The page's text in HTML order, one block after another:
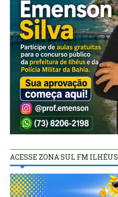
ACESSE ZONA SUL FM ILHÉUS